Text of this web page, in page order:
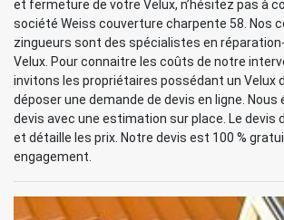
et fermeture de votre Velux, n’hésitez pas à
société Weiss couverture charpente 58. Nos
zingueurs sont des spécialistes en
Velux. Pour connaitre les coûts de notre
invitons les propriétaires possédant un Velux
déposer une demande de devis en ligne. Nous
devis avec une estimation sur place. Le devis
et détaille les prix. Notre devis est 100 %
engagement.